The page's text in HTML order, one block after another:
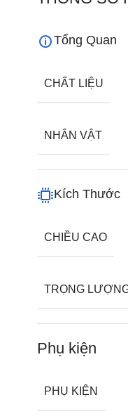
Tổng Quan
CHẤT LIỆU
NHÂN VẬT
Kích Thước
CHIỀU CAO
TRỌNG
Phụ kiện
PHỤ KIỆN